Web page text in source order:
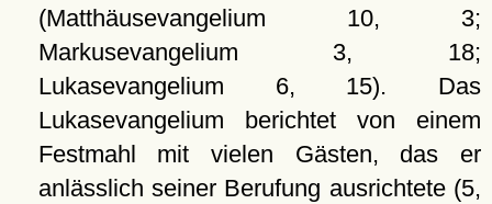
(Matthäusevangelium 10, 3;
Markusevangelium 3, 18;
Lukasevangelium 6, 15). Das
Lukasevangelium berichtet von einem
Festmahl mit vielen Gästen, das er
anlässlich seiner Berufung ausrichtete (5,